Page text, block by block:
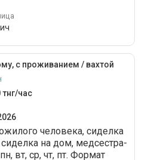
с проживанием / вахтой
тнг/час
человека, сиделка
на дом, медсестра-
вт, ср, чт, пт. Формат